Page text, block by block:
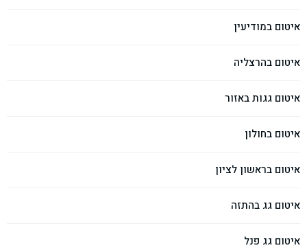
איטום במודיעין
איטום בהרצליה
איטום גגות באזור
איטום בחולון
איטום בראשון לציון
איטום גג בהתזה
איטום גג פנל